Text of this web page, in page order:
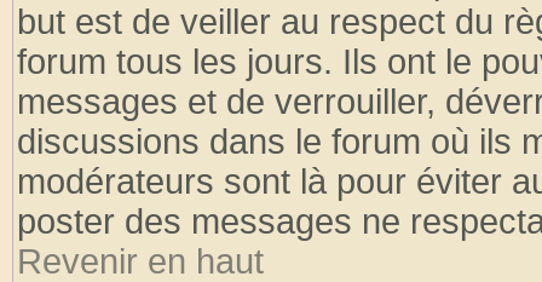
but est de veiller au respect du
forum tous les jours. Ils ont le
messages et de verrouiller,
discussions dans le forum où ils
modérateurs sont là pour éviter
poster des messages ne
Revenir en haut